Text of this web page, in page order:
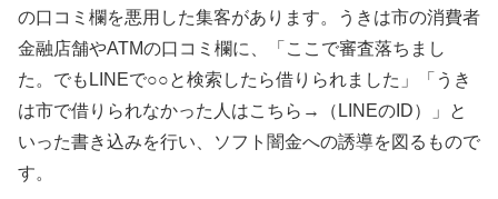
の口コミ欄を悪用した集客があります。うきは市の消費者
金融店舗やATMの口コミ欄に、「ここで審査落ちまし
た。でもLINEで○○と検索したら借りられました」「うき
は市で借りられなかった人はこちら→（LINEのID）」と
いった書き込みを行い、ソフト闇金への誘導を図るもので
す。